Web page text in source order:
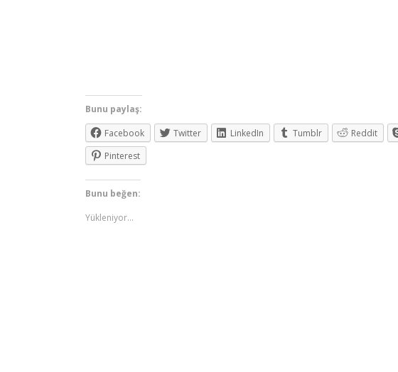
Bunu paylaş:
Facebook
Twitter LinkedIn Tumblr Reddit
Pinterest
Bunu beğen:
Yükleniyor...